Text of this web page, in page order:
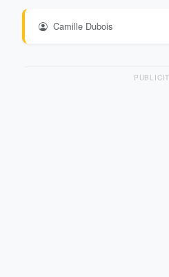
Camille Dubois